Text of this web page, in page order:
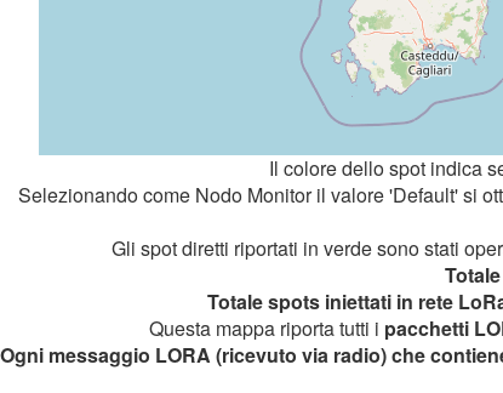
Il colore dello spot indica
Selezionando come Nodo Monitor il valore 'Default' si
Gli spot diretti riportati in verde sono stati
Totale spots iniettati in rete
Questa mappa riporta tutti i pacchetti
Ogni messaggio LORA (ricevuto via radio) che